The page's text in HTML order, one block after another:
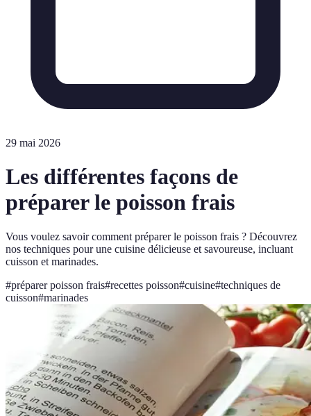
29 mai 2026
Les différentes façons de
préparer le poisson frais
Vous voulez savoir comment préparer le poisson frais ? Découvrez
nos techniques pour une cuisine délicieuse et savoureuse, incluant
cuisson et marinades.
#préparer poisson frais#recettes poisson#cuisine#techniques de
cuisson#marinades